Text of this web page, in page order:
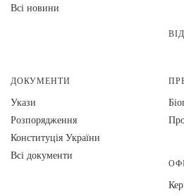
Всі новини
ДОКУМЕНТИ
Укази
Розпорядження
Конституція України
Всі документи